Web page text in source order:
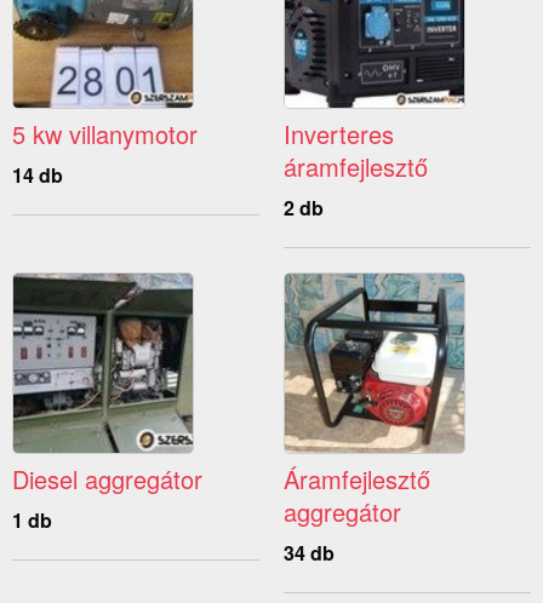
5 kw villanymotor
14 db
Inverteres
áramfejlesztő
2 db
Diesel aggregátor
1 db
Áramfejlesztő
aggregátor
34 db